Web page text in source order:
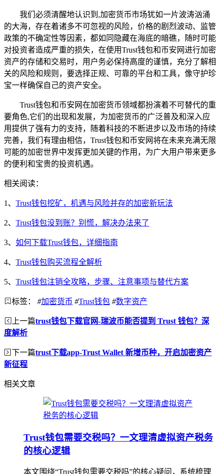
我们必须清醒地认识到,加密货币市场犹如一片波涛汹涌
的大海，存在着诸多不可忽视的风险，价格的剧烈波动、监管
政策的不确定性等因素，都如同隐藏在海底的暗礁，随时可能
对投资者造成严重的损失，在使用Trust钱包和币安网进行加密
资产的存储和交易时，用户务必保持高度的谨慎，充分了解相
关的风险和规则，要选择正规、可靠的平台和工具，像守护珍
宝一样确保自己的资产安全。
Trust钱包和币安网在加密货币领域都扮演着不可替代的重
要角色,它们的出现和发展，为加密货币的广泛普及和深入应
用提供了强有力的支持，随着科技的不断进步以及市场的持续
完善，我们有理由相信，Trust钱包和币安网将在未来充满无限
可能的加密世界中发挥更加关键的作用，为广大用户带来更多
的便利和宝贵的投资机遇。
相关阅读：
1、 Trust钱包挖矿，机遇与风险并存的加密新玩法
2、 Trust钱包没到账？别慌，解决办法来了
3、 如何下载Trust钱包，详细指南
4、 Trust钱包购买流程全解析
5、 Trust钱包注销全攻略，步骤、注意事项与替代方案
标签： #加密货币 #Trust钱包 #数字资产
上一篇trust钱包下载官网-瑞波币能否提到 Trust 钱包？深
度解析
下一篇trust下载app-Trust Wallet 新增币种，开启加密资产
新征程
相关文章
Trust钱包需要交税吗？一文理清虚拟资产税务
的核心逻辑
本文围绕“Trust钱包需要交税吗”的核心疑问，系统梳理